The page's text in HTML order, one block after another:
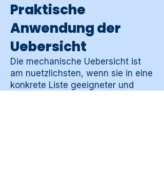
Praktische
Anwendung der
Uebersicht
Die mechanische Uebersicht ist
am nuetzlichsten, wenn sie in eine
konkrete Liste geeigneter und